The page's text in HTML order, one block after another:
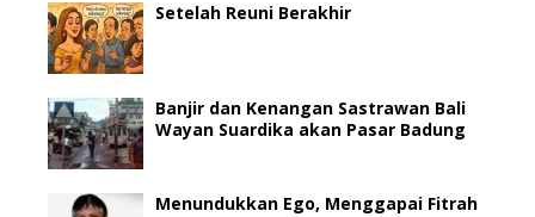
Setelah Reuni Berakhir
Banjir dan Kenangan Sastrawan Bali
Wayan Suardika akan Pasar Badung
Menundukkan Ego, Menggapai Fitrah